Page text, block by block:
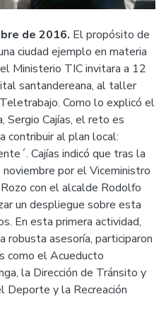
de 2016. El propósito de
ciudad ejemplo en materia
Ministerio TIC invitara a 12
santandereana, al taller
Como lo explicó el
Sergio Cajías, el reto es
contribuir al plan local:
Cajías indicó que tras la
por el Viceministro
con el alcalde Rodolfo
un despliegue sobre esta
En esta primera actividad,
robusta asesoría, participaron
como el Acueducto
la Dirección de Tránsito y
Deporte y la Recreación